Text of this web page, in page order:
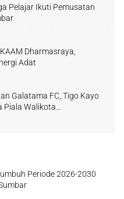
Pelajar Ikuti Pemusatan
Dharmasraya,
Adat
Galatama FC, Tigo Kayo
Piala Walikota
Periode 2026-2030